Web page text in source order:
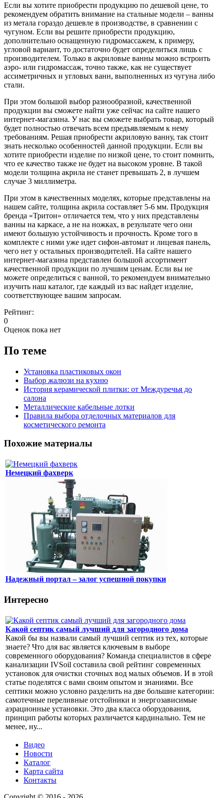
Если вы хотите приобрести продукцию по дешевой цене, то
рекомендуем обратить внимание на стальные модели – ванны
из метала гораздо дешевле в производстве, в сравнении с
чугуном. Если вы решите приобрести продукцию,
дополнительно оснащенную гидромассажем, к примеру,
угловой вариант, то достаточно будет определиться лишь с
производителем. Только в акриловые ванны можно встроить
аэро- или гидромассаж, точно также, как не существует
ассиметричных и угловых ванн, выполненных из чугуна либо
стали.
При этом большой выбор разнообразной, качественной
продукции вы сможете найти уже сейчас на сайте нашего
интернет-магазина. У нас вы сможете выбрать товар, который
будет полностью отвечать всем предъявляемым к нему
требованиям. Решая приобрести акриловую ванну, так стоит
знать несколько особенностей данной продукции. Если вы
хотите приобрести изделие по низкой цене, то стоит помнить,
что ее качество также не будет на высоком уровне. В такой
модели толщина акрила не станет превышать 2, в лучшем
случае 3 миллиметра.
При этом в качественных моделях, которые представлены на
нашем сайте, толщина акрила составляет 5-6 мм. Продукция
бренда «Тритон» отличается тем, что у них представлены
ванны на каркасе, а не на ножках, в результате чего они
имеют большую устойчивость и прочность. Кроме того в
комплекте с ними уже идет сифон-автомат и лицевая панель,
чего нет у остальных производителей. На сайте нашего
интернет-магазина представлен большой ассортимент
качественной продукции по лучшим ценам. Если вы не
можете определиться с ванной, то рекомендуем внимательно
изучить наш каталог, где каждый из вас найдет изделие,
соответствующее вашим запросам.
Рейтинг:
0
Оценок пока нет
По теме
Установка пластиковых окон
Выбор жалюзи на кухню
История керамической плитки: от Междуречья до
салона
Металлические кабельные лотки
Правила выбора отделочных материалов для
косметического ремонта
Похожие материалы
Немецкий фахверк
Надежный портал – залог успешной покупки
Интересно
Какой септик самый лучший для загородного дома
Какой бы вы назвали самый лучший септик из тех, которые
знаете? Что для вас является ключевым в выборе
современного оборудования? Команда специалистов в сфере
канализации IVSoil составила свой рейтинг современных
установок для очистки сточных вод малых объемов. И в этой
статье поделятся с вами своим опытом и знаниями. Все
септики можно условно разделить на две большие категории:
самотечные переливные отстойники и энергозависимые
аэрационные установки. Это два класса оборудования,
принцип работы которых различается кардинально. Тем не
менее, ну...
Видео
Новости
Каталог
Карта сайта
Контакты